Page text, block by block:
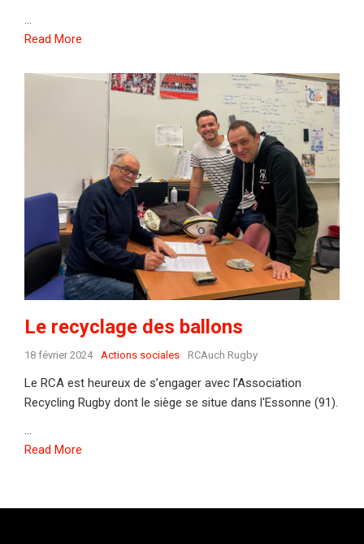
...
Read More
Le recyclage des ballons
18 février 2024 Actions sociales RCAuch Rugby
Le RCA est heureux de s’engager avec l’Association
Recycling Rugby dont le siège se situe dans l'Essonne (91).
...
Read More